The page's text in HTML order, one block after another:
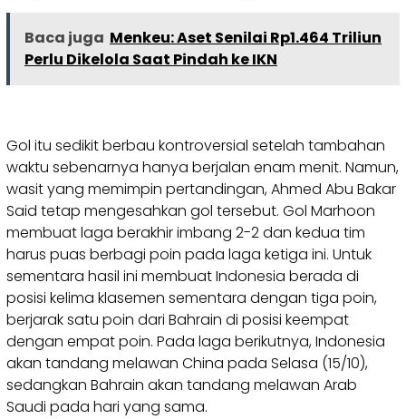
Baca juga Menkeu: Aset Senilai Rp1.464 Triliun
Perlu Dikelola Saat Pindah ke IKN
Gol itu sedikit berbau kontroversial setelah tambahan
waktu sebenarnya hanya berjalan enam menit. Namun,
wasit yang memimpin pertandingan, Ahmed Abu Bakar
Said tetap mengesahkan gol tersebut. Gol Marhoon
membuat laga berakhir imbang 2-2 dan kedua tim
harus puas berbagi poin pada laga ketiga ini. Untuk
sementara hasil ini membuat Indonesia berada di
posisi kelima klasemen sementara dengan tiga poin,
berjarak satu poin dari Bahrain di posisi keempat
dengan empat poin. Pada laga berikutnya, Indonesia
akan tandang melawan China pada Selasa (15/10),
sedangkan Bahrain akan tandang melawan Arab
Saudi pada hari yang sama.